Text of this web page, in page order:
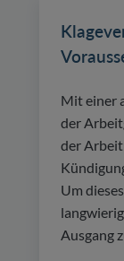
Mit einer
der
der
Um
Ausgang